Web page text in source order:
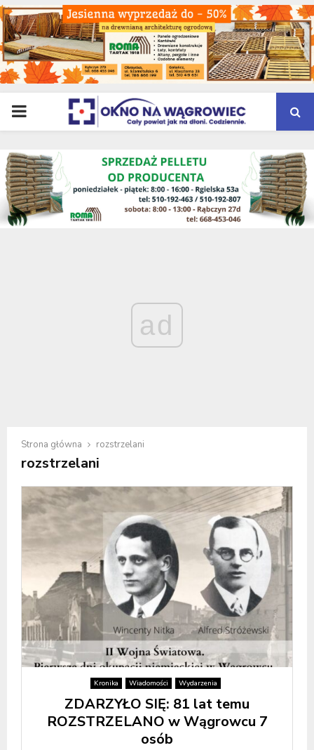
PRIMARY
MENU
ad
Strona główna rozstrzelani
rozstrzelani
Kronika Wiadomości Wydarzenia
ZDARZYŁO SIĘ: 81 lat temu
ROZSTRZELANO w Wągrowcu 7
osób